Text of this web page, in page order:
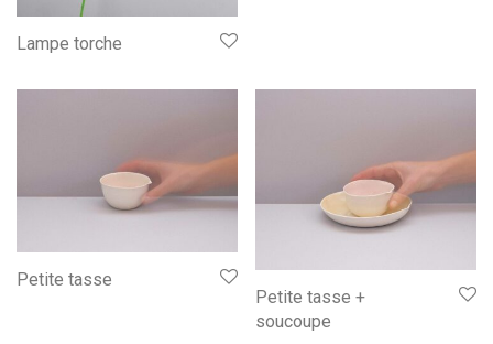
Lampe torche
Petite tasse
Petite tasse +
soucoupe